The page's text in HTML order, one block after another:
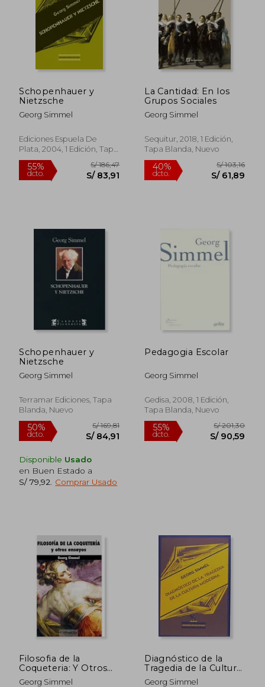
55%
dcto.
50%
dcto. S/
40%
dcto. dcto.
Schopenhauer y
Nietzsche
Georg Simmel
Ediciones Espuela De
Plata, 2004, 1 Edición, Tapa
Blanda, Nuevo
55%
dcto. S/ 83,91
La Cantidad: En los
Grupos Sociales
Georg Simmel
Sequitur, 2018, 1 Edición,
Tapa Blanda, Nuevo
40%
dcto. S/
Schopenhauer y
Nietzsche
Georg Simmel
Terramar Ediciones, Tapa
Blanda, Nuevo
Disponible Usado
en Buen Estado a
S/ 79,92
Comprar Usado
Pedagogia Escolar
Georg Simmel
Gedisa, 2008, 1 Edición,
Tapa Blanda, Nuevo
Filosofia de la
Coqueteria: Y Otros
Ensayos
Georg Simmel
Diagnóstico de la
Tragedia de la Cultura
Moderna
Georg Simmel